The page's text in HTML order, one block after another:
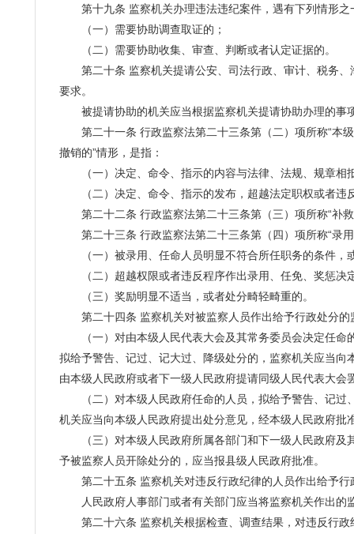
第十九条 监察机关办理违法违纪案件，遇有下列情形之
（一）需要协助调查取证的；
（二）需要协助收集、审查、判断或者认定证据的。
第二十条 监察机关提请公安、司法行政、审计、税务、
要求。
被提请协助的机关应当根据监察机关提请协助办理的事
第二十一条 行政监察法第二十三条第（二）项所称“本级
撤销的”情形，是指：
（一）决定、命令、指示的内容与法律、法规、规章相
（二）决定、命令、指示的发布，超越法定职权或者违
第二十二条 行政监察法第二十三条第（三）项所称“补
第二十三条 行政监察法第二十三条第（四）项所称“录
（一）被录用、任命人员明显不符合所任职务的条件，
（二）超越权限或者违反程序作出录用、任免、奖惩决
（三）奖励明显不适当，或者处分畸轻畸重的。
第二十四条 监察机关对被监察人员作出给予行政处分的
（一）对由本级人民代表大会及其常务委员会决定任命
拟给予警告、记过、记大过、降级处分的，监察机关应当
由本级人民政府或者下一级人民政府提请同级人民代表大
（二）对本级人民政府任命的人员，拟给予警告、记过
机关应当向本级人民政府提出处分意见，经本级人民政府批
（三）对本级人民政府所属各部门和下一级人民政府及
予被监察人员开除处分的，应当报县级人民政府批准。
第二十五条 监察机关对违反行政纪律的人员作出给予行
人民政府人事部门或者有关部门应当将监察机关作出的
第二十六条 监察机关根据检查、调查结果，对违反行政